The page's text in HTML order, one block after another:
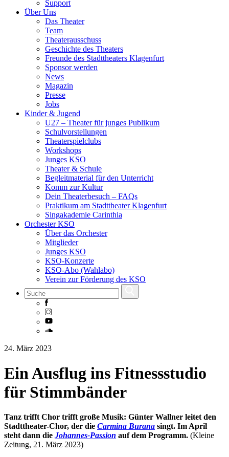
Support
Über Uns
Das Theater
Team
Theaterausschuss
Geschichte des Theaters
Freunde des Stadttheaters Klagenfurt
Sponsor werden
News
Magazin
Presse
Jobs
Kinder & Jugend
U27 – Theater für junges Publikum
Schulvorstellungen
Theaterspielclubs
Workshops
Junges KSO
Theater & Schule
Begleitmaterial für den Unterricht
Komm zur Kultur
Dein Theaterbesuch – FAQs
Praktikum am Stadttheater Klagenfurt
Singakademie Carinthia
Orchester KSO
Über das Orchester
Mitglieder
Junges KSO
KSO-Konzerte
KSO-Abo (Wahlabo)
Verein zur Förderung des KSO
Skip
content
24. März 2023
Ein Ausflug ins Fitnessstudio
für Stimmbänder
Tanz trifft Chor trifft große Musik: Günter Wallner leitet den
Stadttheater-Chor, der die Carmina Burana singt. Im April
steht dann die Johannes-Passion auf dem Programm. (Kleine
Zeitung, 21. März 2023)